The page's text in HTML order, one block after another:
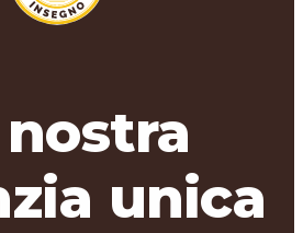
nostra
unica